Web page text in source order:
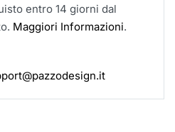
entro 14 giorni dal
Maggiori Informazioni.